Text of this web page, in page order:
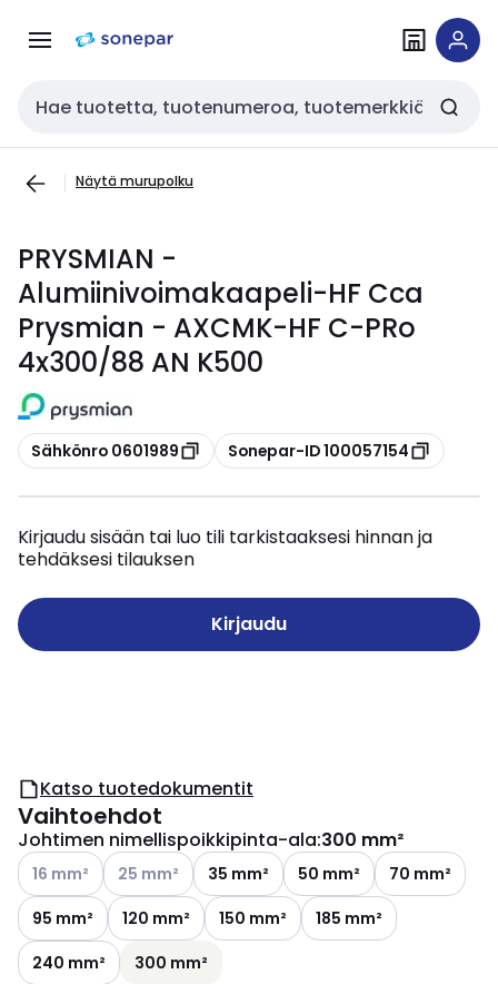
navigointiinsisältöön
Haku
Näytä murupolku
PRYSMIAN -
Alumiinivoimakaapeli-HF Cca
Prysmian - AXCMK-HF C-PRo
4x300/88 AN K500
Kopioi
Sähkönro 0601989 Kopioi
Sonepar-ID 100057154
Kirjaudu sisään tai luo tili tarkistaaksesi hinnan ja
tehdäksesi tilauksen
Kirjaudu
Katso tuotedokumentit
Vaihtoehdot
Johtimen nimellispoikkipinta-ala:300 mm²
Katso käytettävissä olevat vaihtoehdot
16 mm² Katso käytettävissä olevat vaihtoehdot
25 mm² 35 mm² 50 mm²
70 mm²
95 mm²
120 mm² 150 mm²
185 mm²
240 mm²
300 mm²